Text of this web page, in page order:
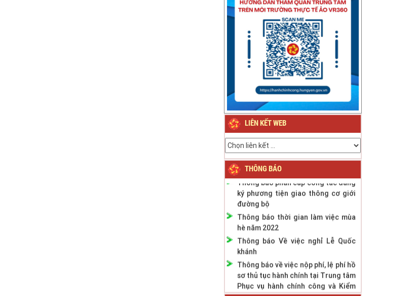
LIÊN KẾT WEB
THÔNG BÁO
Thông báo về việc nghỉ Tết Nguyên
đán Bính Ngọ năm 2026
Thông báo về việc nghỉ Tết Nguyên
đán Giáp Thìn năm 2024
Thông báo Lịch nghỉ Lễ Quốc khánh
ngày 2/9/2023
Thông báo phân cấp công tác đăng
ký phương tiện giao thông cơ giới
đường bộ
Thông báo thời gian làm việc mùa
hè năm 2022
Thông báo Về việc nghỉ Lễ Quốc
khánh
Thông báo về việc nộp phí, lệ phí hồ
sơ thủ tục hành chính tại Trung tâm
Phục vụ hành chính công và Kiểm
soát TTHC tỉnh